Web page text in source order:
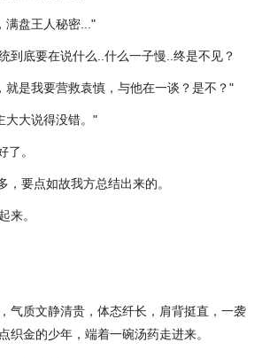
满盘王人秘密..."
到底要在说什么..什么一子慢..终是不见？
就是我要营救袁慎，与他在一谈？是不？"
大大说得没错。"
了。
，要点如故我方总结出来的。
来。
气质文静清贵，体态纤长，肩背挺直，一袭
织金的少年，端着一碗汤药走进来。